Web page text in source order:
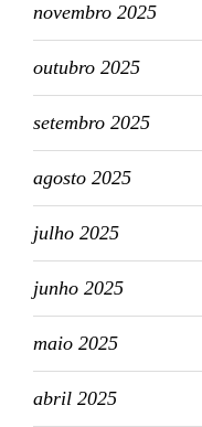
novembro 2025
outubro 2025
setembro 2025
agosto 2025
julho 2025
junho 2025
maio 2025
abril 2025